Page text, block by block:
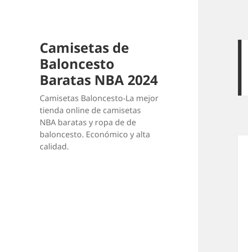
Camisetas de
Baloncesto
Baratas NBA 2024
Camisetas Baloncesto-La mejor
tienda online de camisetas
NBA baratas y ropa de de
baloncesto. Económico y alta
calidad.